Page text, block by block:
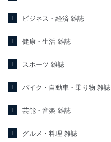
ビジネス・経済 雑誌
健康・生活 雑誌
スポーツ 雑誌
バイク・自動車・乗り物 雑誌
芸能・音楽 雑誌
グルメ・料理 雑誌